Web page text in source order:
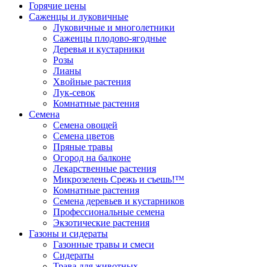
Горячие цены
Саженцы и луковичные
Луковичные и многолетники
Саженцы плодово-ягодные
Деревья и кустарники
Розы
Лианы
Хвойные растения
Лук-севок
Комнатные растения
Семена
Семена овощей
Семена цветов
Пряные травы
Огород на балконе
Лекарственные растения
Микрозелень Срежь и съешь!™
Комнатные растения
Семена деревьев и кустарников
Профессиональные семена
Экзотические растения
Газоны и сидераты
Газонные травы и смеси
Сидераты